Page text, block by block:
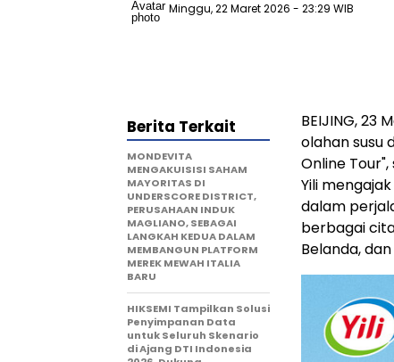
Minggu, 22 Maret 2026 - 23:29 WIB
BEIJING,23
olahan susu
Online
Yili
dalam
berbagai
Belanda,
Berita Terkait
MONDEVITA
MENGAKUISISI SAHAM
MAYORITAS DI
UNDERSCORE DISTRICT,
PERUSAHAAN INDUK
MAGLIANO, SEBAGAI
LANGKAH KEDUA DALAM
MEMBANGUN PLATFORM
MEREK MEWAH ITALIA
BARU
HIKSEMI Tampilkan Solusi
Penyimpanan Data
untuk Seluruh Skenario
di Ajang DTI Indonesia